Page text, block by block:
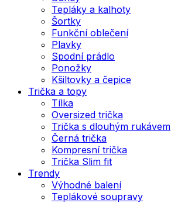
Tepláky a kalhoty
Šortky
Funkční oblečení
Plavky
Spodní prádlo
Ponožky
Kšiltovky a čepice
Trička a topy
Tílka
Oversized trička
Trička s dlouhým rukávem
Černá trička
Kompresní trička
Trička Slim fit
Trendy
Výhodné balení
Teplákové soupravy